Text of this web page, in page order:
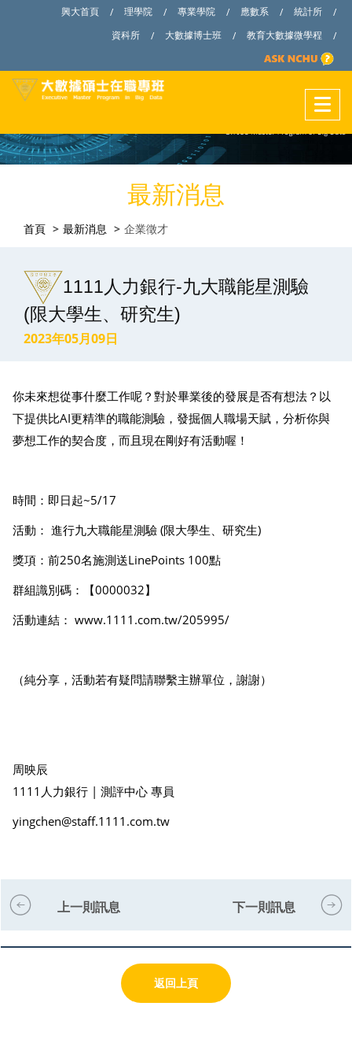
興大首頁 / 理學院 / 專業學院 / 應數系 / 統計所
/
資科所
/ 大數據博士班 / 教育大數據微學程 /
最新消息
首頁 最新消息 企業徵才
1111人力銀行-九大職能星測驗
(限大學生、研究生)
2023年05月09日
你未來想從事什麼工作呢？對於畢業後的發展是否有想法？以
下提供比AI更精準的職能測驗，發掘個人職場天賦，分析你與
夢想工作的契合度，而且現在剛好有活動喔！
時間：即日起~5/17
活動： 進行九大職能星測驗 (限大學生、研究生)
獎項：前250名施測送LinePoints 100點
群組識別碼：【0000032】
活動連結： www.1111.com.tw/205995/
（純分享，活動若有疑問請聯繫主辦單位，謝謝）
周映辰
1111人力銀行 | 測評中心 專員
yingchen@staff.1111.com.tw
上一則訊息 下一則訊息
返回上頁